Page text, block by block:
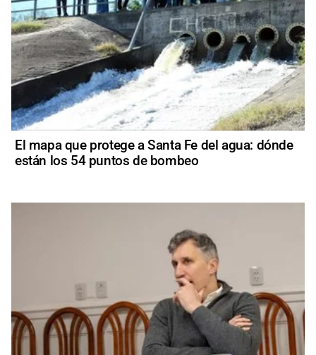
El mapa que protege a Santa Fe del agua: dónde
están los 54 puntos de bombeo